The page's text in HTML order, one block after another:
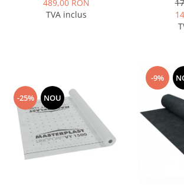
489,00 RON
TVA inclus
-25% NOU
-9%